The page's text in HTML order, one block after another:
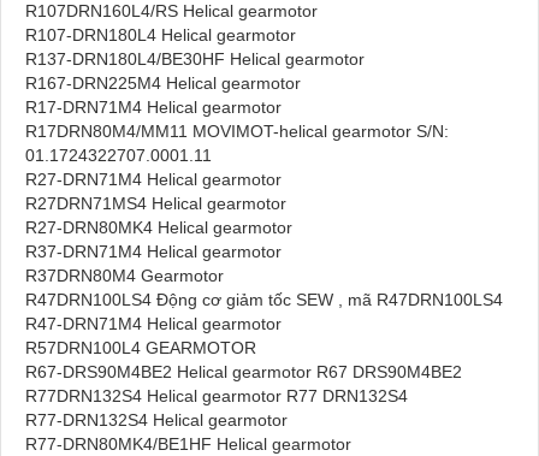
R107DRN160L4/RS Helical gearmotor
R107-DRN180L4 Helical gearmotor
R137-DRN180L4/BE30HF Helical gearmotor
R167-DRN225M4 Helical gearmotor
R17-DRN71M4 Helical gearmotor
R17DRN80M4/MM11 MOVIMOT-helical gearmotor S/N:
01.1724322707.0001.11
R27-DRN71M4 Helical gearmotor
R27DRN71MS4 Helical gearmotor
R27-DRN80MK4 Helical gearmotor
R37-DRN71M4 Helical gearmotor
R37DRN80M4 Gearmotor
R47DRN100LS4 Động cơ giảm tốc SEW , mã R47DRN100LS4
R47-DRN71M4 Helical gearmotor
R57DRN100L4 GEARMOTOR
R67-DRS90M4BE2 Helical gearmotor R67 DRS90M4BE2
R77DRN132S4 Helical gearmotor R77 DRN132S4
R77-DRN132S4 Helical gearmotor
R77-DRN80MK4/BE1HF Helical gearmotor